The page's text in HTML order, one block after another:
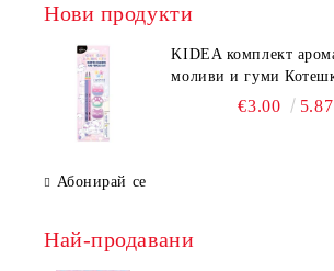
Нови продукти
KIDEA комплект
моливи и гуми
€3.00
Абонирай се
Най-продавани